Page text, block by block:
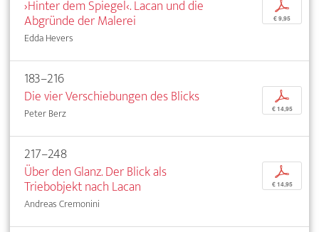
›Hinter dem Spiegel‹. Lacan und die
Abgründe der Malerei
Edda Hevers
p
€ 9,95
183–216
Die vier Verschiebungen des Blicks
Peter Berz
p
€ 14,95
217–248
Über den Glanz. Der Blick als
Triebobjekt nach Lacan
Andreas Cremonini
p
€ 14,95